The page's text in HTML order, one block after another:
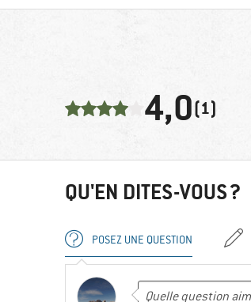
4,0(1)
QU'EN DITES-VOUS ?
POSEZ UNE QUESTION